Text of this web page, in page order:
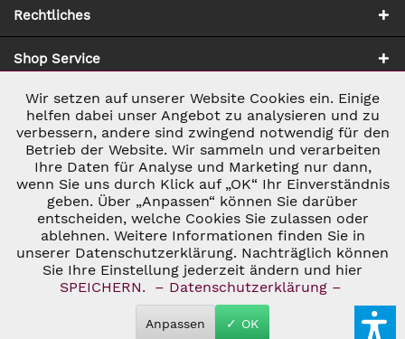
Rechtliches
Shop Service
Zahlung & Versand
* ALLE PREISE INKL. GESETZL. UMSATZSTEUER ZZGL.
VERSANDKOSTEN
UND GGF. NACHNAHMEGEBÜHREN, WENN NICHT
ANDERS BESCHRIEBEN
© 2026 C&D WEINHANDEL - ALL RIGHTS RESERVED. THEME BY
THEMEWARE®
Notwendig Aktiv
Marketing Inaktiv
Tracking Inaktiv
Personalisierung Inaktiv
Wir setzen auf unserer Website Cookies ein. Einige
helfen dabei unser Angebot zu analysieren und zu
verbessern, andere sind zwingend notwendig für den
Betrieb der Website. Wir sammeln und verarbeiten
Ihre Daten für Analyse und Marketing nur dann,
wenn Sie uns durch Klick auf „OK“ Ihr Einverständnis
geben. Über „Anpassen“ können Sie darüber
entscheiden, welche Cookies Sie zulassen oder
ablehnen. Weitere Informationen finden Sie in
unserer Datenschutzerklärung. Nachträglich können
Sie Ihre Einstellung jederzeit ändern und hier
SPEICHERN.
– Datenschutzerklärung –
Anpassen ✓ OK